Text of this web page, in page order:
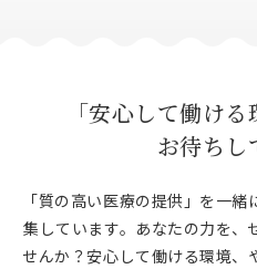
「安心して働け
お待ちし
「質の高い医療の提供」を一
集しています。あなたの力を、
せんか？安心して働ける環境